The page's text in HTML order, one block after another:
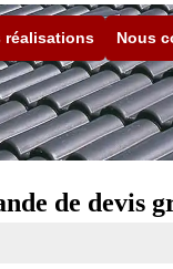
réalisations Nous
de devis